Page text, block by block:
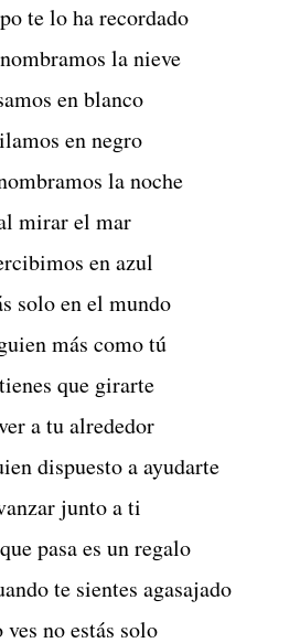
te lo ha recordado
la nieve
en blanco
en negro
la noche
mirar el mar
en azul
solo en el mundo
más como tú
que girarte
a tu alrededor
dispuesto a ayudarte
junto a ti
pasa es un regalo
te sientes agasajado
ves no estás solo